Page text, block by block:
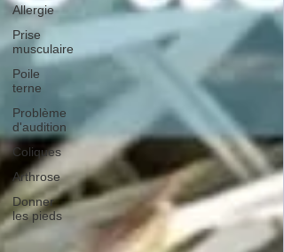
Allergie
Prise
musculaire
Poile
terne
Problème
d'audition
Coliques
Arthrose
Donner
les pieds